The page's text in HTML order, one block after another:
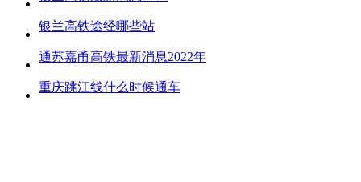
银兰高铁途经哪些站
通苏嘉甬高铁最新消息2022年
重庆跳江线什么时候通车